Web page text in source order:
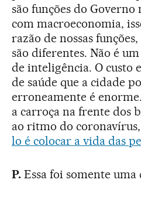
são funções do
com macroeconomia,
razão de nossas
são diferentes. Não é
de inteligência. O custo
de saúde que a cidade
erroneamente é
a carroça na frente dos
ao ritmo do
lo é colocar a vida das
P.Essa foi somente uma